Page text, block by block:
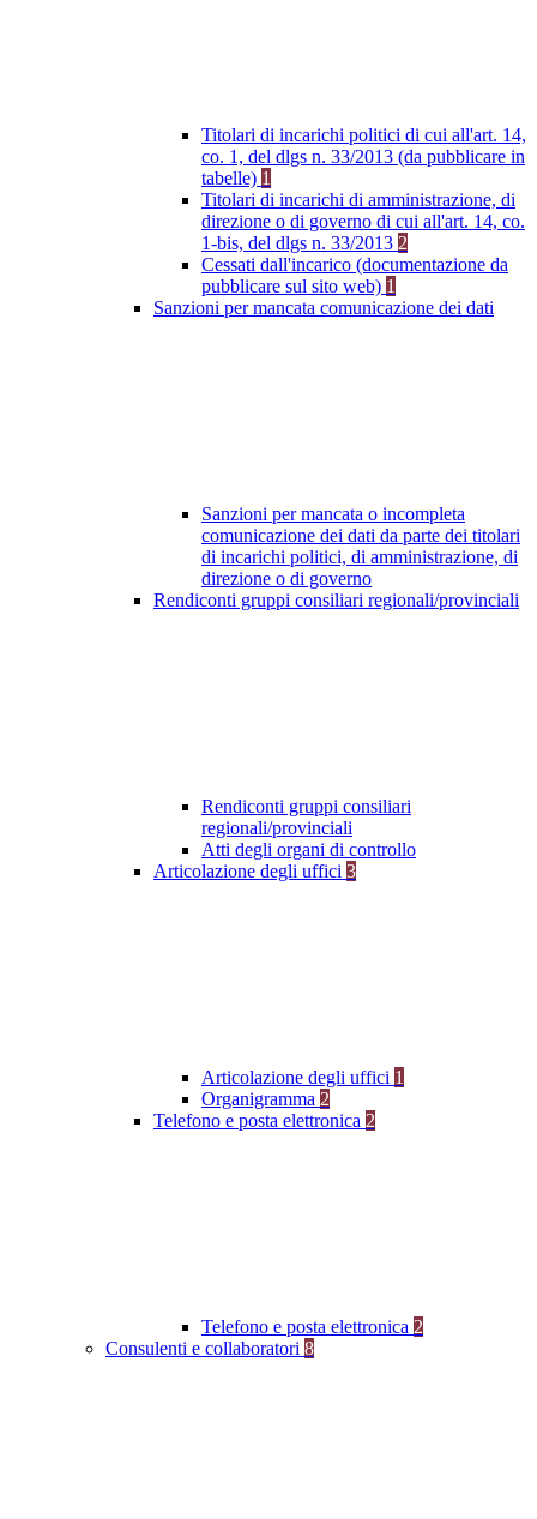
Titolari di incarichi politici di cui all'art. 14,
co. 1, del dlgs n. 33/2013 (da pubblicare in
tabelle) 1
Titolari di incarichi di amministrazione, di
direzione o di governo di cui all'art. 14, co.
1-bis, del dlgs n. 33/2013 2
Cessati dall'incarico (documentazione da
pubblicare sul sito web) 1
Sanzioni per mancata comunicazione dei dati
Sanzioni per mancata o incompleta
comunicazione dei dati da parte dei titolari
di incarichi politici, di amministrazione, di
direzione o di governo
Rendiconti gruppi consiliari regionali/provinciali
Rendiconti gruppi consiliari
regionali/provinciali
Atti degli organi di controllo
Articolazione degli uffici 3
Articolazione degli uffici 1
Organigramma 2
Telefono e posta elettronica 2
Telefono e posta elettronica 2
Consulenti e collaboratori 8